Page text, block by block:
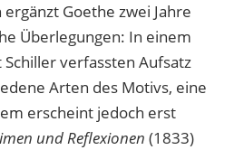
Goethe zwei Jahre
Überlegungen: In einem
verfassten Aufsatz
Arten des Motivs, eine
erscheint jedoch erst
und Reflexionen (1833)